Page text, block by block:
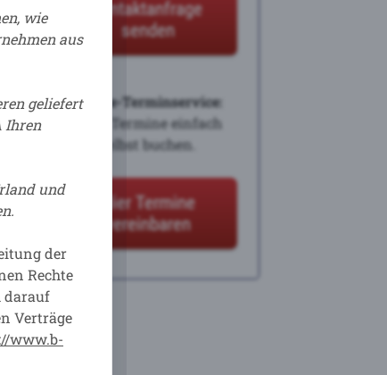
Kontaktanfrage
senden
Online-Terminservice:
Jetzt Termine einfach
selbst buchen.
Hier Termine
vereinbaren
wie
aus
geliefert
Ihren
und
der
Rechte
darauf
Verträge
www.b-